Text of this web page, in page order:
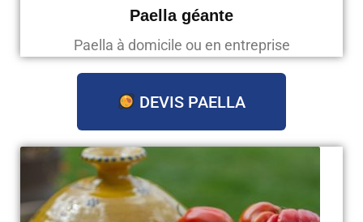
Paella géante
Paella à domicile ou en entreprise
DEVIS PAELLA